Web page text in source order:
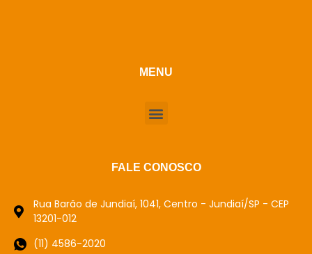
MENU
FALE CONOSCO
Rua Barão de Jundiaí, 1041, Centro - Jundiaí/SP - CEP
13201-012
(11) 4586-2020